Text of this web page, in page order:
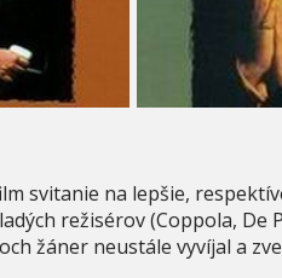
svitanie na lepšie,
režisérov (Coppola, De
žáner neustále vyvíjal a